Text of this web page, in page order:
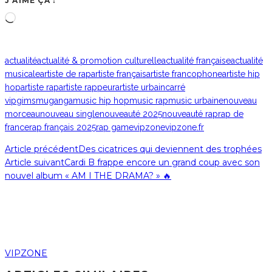
Chargement…
actualitéactualité & promotion culturelleactualité françaiseactualité
musicaleartiste de rapartiste françaisartiste francophoneartiste hip
hopartiste rapartiste rappeurartiste urbaincarré
vipgimsmugangamusic hip hopmusic rapmusic urbainenouveau
morceaunouveau singlenouveauté 2025nouveauté raprap de
francerap français 2025rap gamevipzonevipzone.fr
Article précédentDes cicatrices qui deviennent des trophées
Article suivantCardi B frappe encore un grand coup avec son
nouvel album « AM I THE DRAMA? » 🔥
VIPZONE